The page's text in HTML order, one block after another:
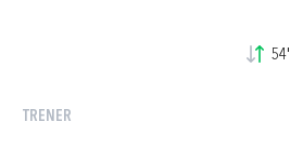
54'
TRENER